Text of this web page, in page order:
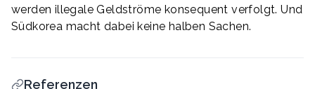
werden illegale Geldströme konsequent verfolgt. Und
Südkorea macht dabei keine halben Sachen.
Referenzen